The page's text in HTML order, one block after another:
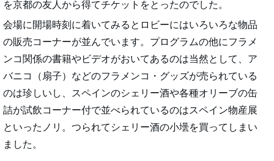
を京都の友人から得てチケットをとったのでした。
会場に開場時刻に着いてみるとロビーにはいろいろな物品
の販売コーナーが並んでいます。プログラムの他にフラメ
ンコ関係の書籍やビデオがおいてあるのは当然として、ア
バニコ（扇子）などのフラメンコ・グッズが売られている
のは珍しいし、スペインのシェリー酒や各種オリーブの缶
詰が試飲コーナー付で並べられているのはスペイン物産展
といったノリ。つられてシェリー酒の小壜を買ってしまい
ました。